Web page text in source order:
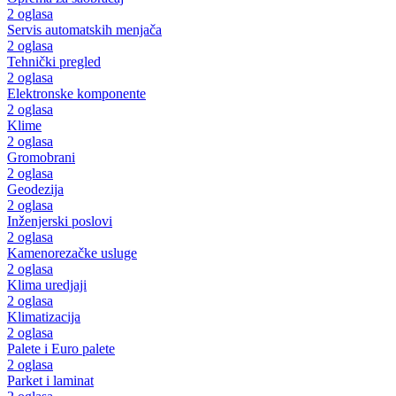
2 oglasa
Servis automatskih menjača
2 oglasa
Tehnički pregled
2 oglasa
Elektronske komponente
2 oglasa
Klime
2 oglasa
Gromobrani
2 oglasa
Geodezija
2 oglasa
Inženjerski poslovi
2 oglasa
Kamenorezačke usluge
2 oglasa
Klima uredjaji
2 oglasa
Klimatizacija
2 oglasa
Palete i Euro palete
2 oglasa
Parket i laminat